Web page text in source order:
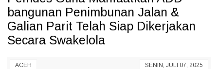
bangunan Penimbunan Jalan &
Galian Parit Telah Siap Dikerjakan
Secara Swakelola
ACEH SENIN, JULI 07, 2025